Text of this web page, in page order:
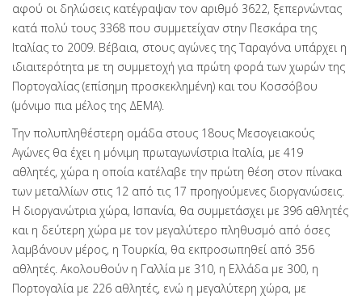
αφού οι δηλώσεις κατέγραψαν τον αριθμό 3622, ξεπερνώντας
κατά πολύ τους 3368 που συμμετείχαν στην Πεσκάρα της
Ιταλίας το 2009. Βέβαια, στους αγώνες της Ταραγόνα υπάρχει η
ιδιαιτερότητα με τη συμμετοχή για πρώτη φορά των χωρών της
Πορτογαλίας (επίσημη προσκεκλημένη) και του Κοσσόβου
(μόνιμο πια μέλος της ΔΕΜΑ).
Την πολυπληθέστερη ομάδα στους 18ους Μεσογειακούς
Αγώνες θα έχει η μόνιμη πρωταγωνίστρια Ιταλία, με 419
αθλητές, χώρα η οποία κατέλαβε την πρώτη θέση στον πίνακα
των μεταλλίων στις 12 από τις 17 προηγούμενες διοργανώσεις.
Η διοργανώτρια χώρα, Ισπανία, θα συμμετάσχει με 396 αθλητές
και η δεύτερη χώρα με τον μεγαλύτερο πληθυσμό από όσες
λαμβάνουν μέρος, η Τουρκία, θα εκπροσωπηθεί από 356
αθλητές. Ακολουθούν η Γαλλία με 310, η Ελλάδα με 300, η
Πορτογαλία με 226 αθλητές, ενώ η μεγαλύτερη χώρα, με